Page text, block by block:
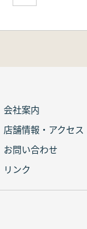
会社案内
店舗情報・アクセス
お問い合わせ
リンク